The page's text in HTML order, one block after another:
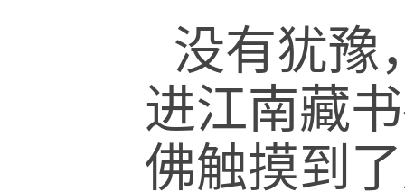
没有犹豫
进江南藏
佛触摸到